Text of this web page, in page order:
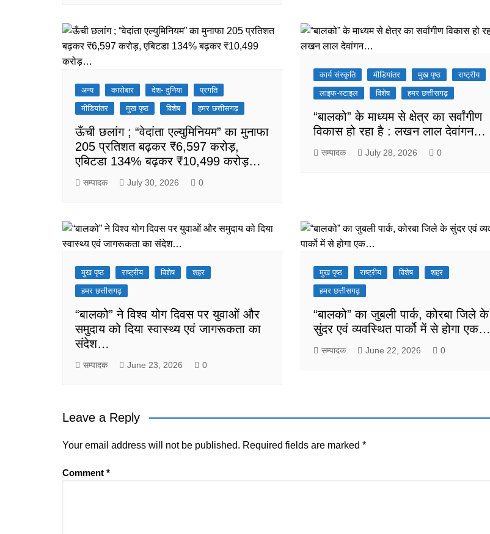
अन्य कारोबार देश- दुनिया
प्रगति
मीडियांतर
मुख पृष्ठ विशेष हमर छत्तीसगढ़
ऊँची छलांग ; “वेदांता एल्युमिनियम” का मुनाफा
205 प्रतिशत बढ़कर ₹6,597 करोड़,
एबिटडा 134% बढ़कर ₹10,499 करोड़…
सम्पादक July 30, 2026 0
कार्य संस्कृति मीडियांतर मुख पृष्ठ
राष्ट्रीय
लाइफ-स्टाइल
विशेष हमर छत्तीसगढ़
“बालको” के माध्यम से क्षेत्र का सर्वांगीण
विकास हो रहा है : लखन लाल देवांगन…
सम्पादक July 28, 2026 0
मुख पृष्ठ राष्ट्रीय विशेष
शहर
हमर छत्तीसगढ़
“बालको” ने विश्व योग दिवस पर युवाओं और
समुदाय को दिया स्वास्थ्य एवं जागरूकता का
संदेश…
सम्पादक June 23, 2026 0
मुख पृष्ठ राष्ट्रीय विशेष
शहर
हमर छत्तीसगढ़
“बालको” का जुबली पार्क, कोरबा जिले के
सुंदर एवं व्यवस्थित पार्को में से होगा एक…
सम्पादक June 22, 2026 0
Leave a Reply
Your email address will not be published. Required fields are marked *
Comment *